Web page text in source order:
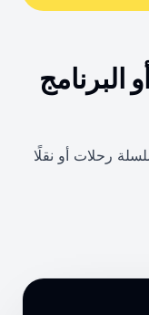
البرنامج
رحلات أو نقلًا